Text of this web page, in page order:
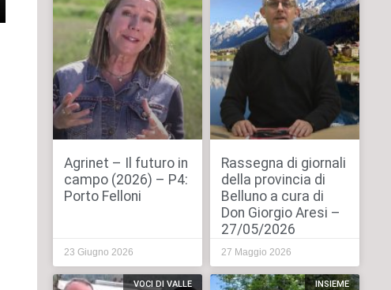
Agrinet – Il futuro in
campo (2026) – P4:
Porto Felloni
23 Giugno 2026
Rassegna di giornali
della provincia di
Belluno a cura di
Don Giorgio Aresi –
27/05/2026
27 Maggio 2026
VOCI DI VALLE INSIEME